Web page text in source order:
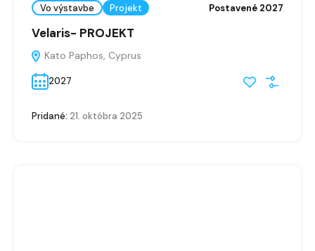
Vo výstavbe Projekt Postavené 2027
Velaris- PROJEKT
Kato Paphos, Cyprus
2027
Pridané: 21. októbra 2025